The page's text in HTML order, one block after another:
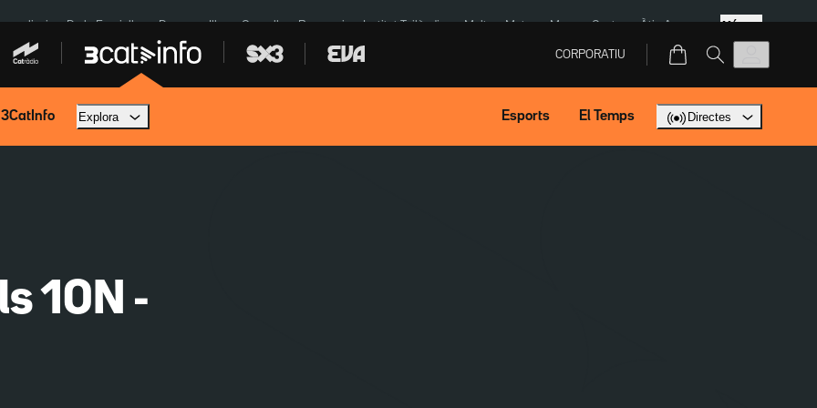
eclipsi De la Espriella Dos anys Illa Granollers Paraguai Institut Tailàndia Multa a Meta Menors Ceuta Àtic Ayuso Més
CORPORATIU
3CatInfo Explora Esports El Temps Directes
10N -